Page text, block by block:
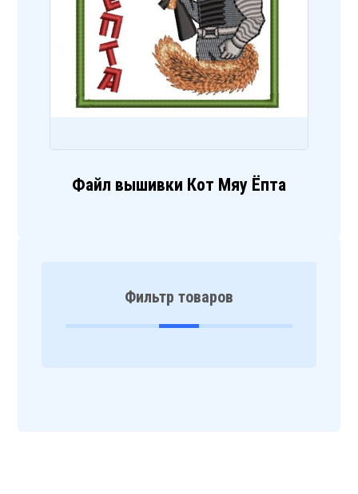
Файл вышивки Кот Мяу Ёпта
Фильтр товаров